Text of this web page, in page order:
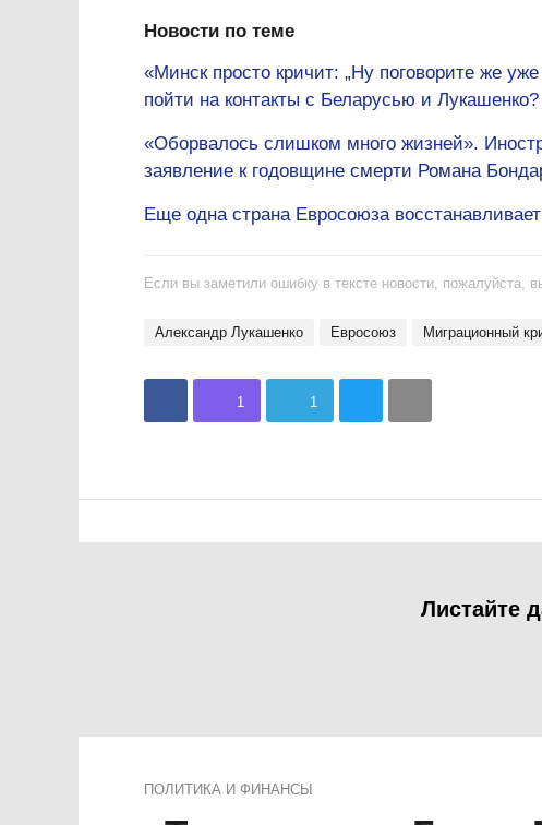
Новости по теме
«Минск просто кричит: „Ну поговорите же
пойти на контакты с Беларусью и
«Оборвалось слишком много жизней».
заявление к годовщине смерти Романа
Еще одна страна Евросоюза
Если вы заметили ошибку в тексте новости, пожалуйста,
Александр Лукашенко Евросоюз Миграционный
1 1
Листайте